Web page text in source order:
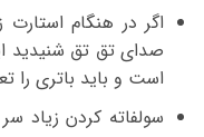
اگر در هنگام
صدای تق تق شنیدید
است و باید باتری را
سولفاته کردن زیاد